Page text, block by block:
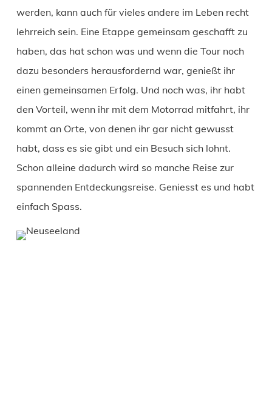
werden, kann auch für vieles andere im Leben recht
lehrreich sein. Eine Etappe gemeinsam geschafft zu
haben, das hat schon was und wenn die Tour noch
dazu besonders herausfordernd war, genießt ihr
einen gemeinsamen Erfolg. Und noch was, ihr habt
den Vorteil, wenn ihr mit dem Motorrad mitfahrt, ihr
kommt an Orte, von denen ihr gar nicht gewusst
habt, dass es sie gibt und ein Besuch sich lohnt.
Schon alleine dadurch wird so manche Reise zur
spannenden Entdeckungsreise. Geniesst es und habt
einfach Spass.